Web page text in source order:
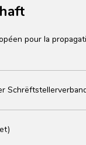
pour la